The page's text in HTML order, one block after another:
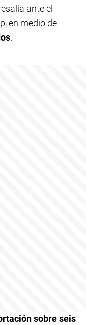
ante el
en medio de
.
sobre seis